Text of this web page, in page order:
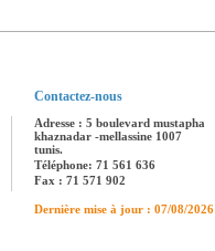
Contactez-nous
Adresse : 5 boulevard mustapha
khaznadar -mellassine 1007
tunis.
Téléphone: 71 561 636
Fax : 71 571 902
Dernière mise à jour : 07/08/2026